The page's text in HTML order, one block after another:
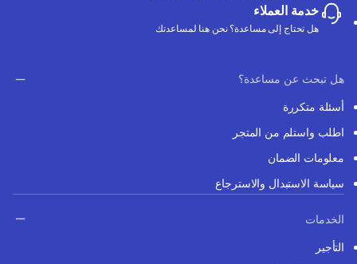
خدمة العملاء
هل تحتاج إلى مساعدة؟ نحن هنا لمساعدتك
هل تبحث عن مساعدة؟
أسئلة متكررة
اطلب واستلم من المتجر
معلومات الضمان
سياسة الاستبدال والاسترجاع
الخدمات
التأجير